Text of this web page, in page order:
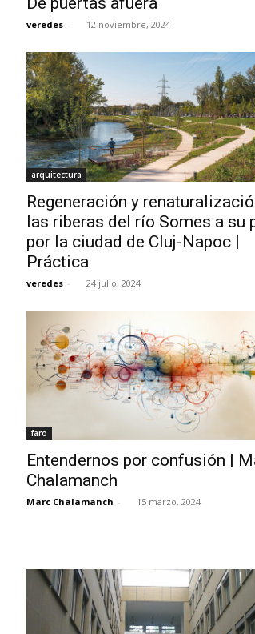
veredes - 12 noviembre, 2024
arquitectura
Regeneración y
las riberas del río Somes a su
por la ciudad de Cluj-Napoc |
Práctica
veredes - 24 julio, 2024
faro
Entendernos por confusión |
Chalamanch
Marc Chalamanch - 15 marzo, 2024